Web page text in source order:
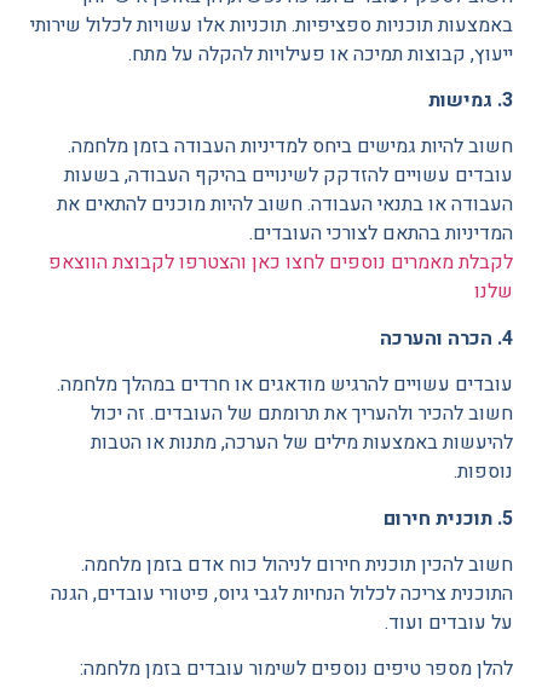
באמצעות תוכניות ספציפיות. תוכניות אלו עשויות לכלול שירותי
ייעוץ, קבוצות תמיכה או פעילויות להקלה על מתח.
3. גמישות
חשוב להיות גמישים ביחס למדיניות העבודה בזמן מלחמה.
עובדים עשויים להזדקק לשינויים בהיקף העבודה, בשעות
העבודה או בתנאי העבודה. חשוב להיות מוכנים להתאים את
המדיניות בהתאם לצורכי העובדים.
לקבלת מאמרים נוספים לחצו כאן והצטרפו לקבוצת הווצאפ
שלנו
4. הכרה והערכה
עובדים עשויים להרגיש מודאגים או חרדים במהלך מלחמה.
חשוב להכיר ולהעריך את תרומתם של העובדים. זה יכול
להיעשות באמצעות מילים של הערכה, מתנות או הטבות
נוספות.
5. תוכנית חירום
חשוב להכין תוכנית חירום לניהול כוח אדם בזמן מלחמה.
התוכנית צריכה לכלול הנחיות לגבי גיוס, פיטורי עובדים, הגנה
על עובדים ועוד.
להלן מספר טיפים נוספים לשימור עובדים בזמן מלחמה: